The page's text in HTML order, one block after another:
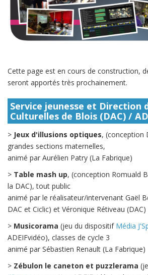
Cette page est en cours de construction,
seront apportés très prochainement.
Service jeunesse et Direction
Culturelles de Blois (DAC) /
> Jeux d'illusions optiques, (conception
grandes sections maternelles,
animé par Aurélien Patry (La Fabrique)
> Table mash up, (conception Romuald
la DAC), tout public
animé par le réalisateur/intervenant Gaël
DAC et Ciclic) et Véronique Rétiveau (DAC)
> Musicorama (jeu du dispositif Média
ADEIFvidéo), classes de cycle 3
animé par Sébastien Renault (La Fabrique)
> Zébulon le caneton et puzzlerama